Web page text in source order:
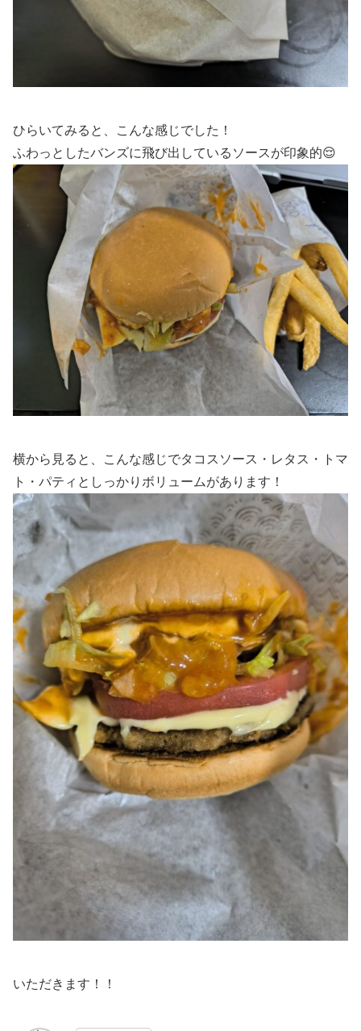
ひらいてみると、こんな感じでした！
ふわっとしたバンズに飛び出しているソースが印象的😌
横から見ると、こんな感じでタコスソース・レタス・トマ
ト・パティとしっかりボリュームがあります！
いただきます！！